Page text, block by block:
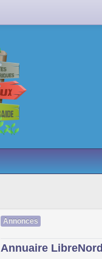
Annonces
Annuaire LibreNord